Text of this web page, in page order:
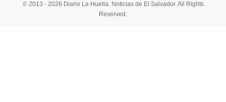
© 2013 - 2026 Diario La Huella. Noticias de El Salvador. All Rights
Reserved.